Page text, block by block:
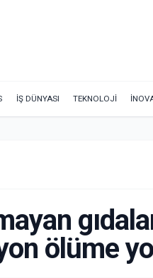
İŞ DÜNYASI TEKNOLOJİ
ölüme